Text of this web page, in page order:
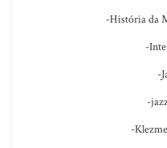
-História da
-
-
-
-